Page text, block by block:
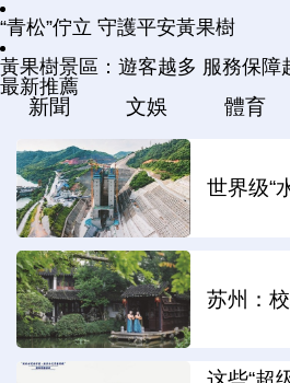
“青松”佇立 守護平安黃果樹
黃果樹景區：遊客越多 服務保障
最新推薦
新聞 文娛 體育
世界级“
苏州：